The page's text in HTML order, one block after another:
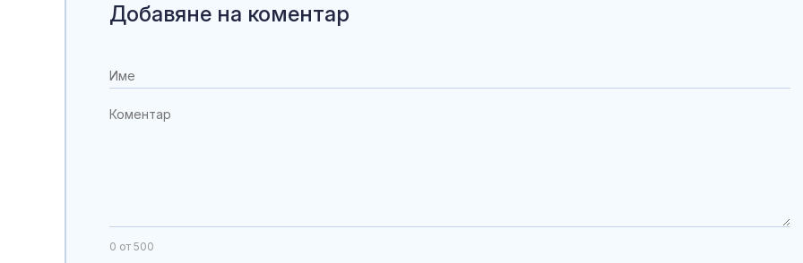
Добавяне на коментар
0 от 500